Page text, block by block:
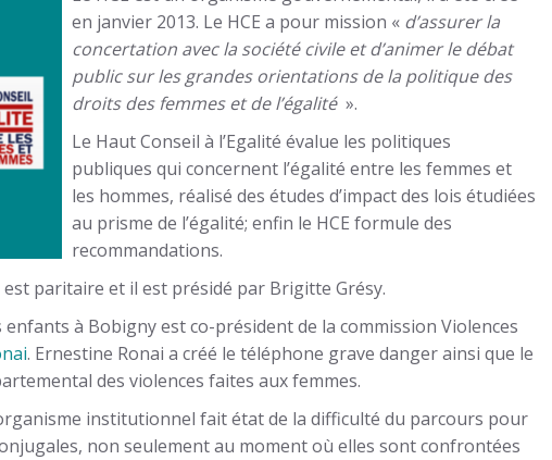
en janvier 2013. Le HCE a pour mission « d’assurer la
concertation avec la société civile et d’animer le débat
public sur les grandes orientations de la politique des
droits des femmes et de l’égalité».
Le Haut Conseil à l’Egalité évalue les politiques
publiques qui concernent l’égalité entre les femmes et
les hommes, réalisé des études d’impact des lois étudiées
au prisme de l’égalité; enfin le HCE formule des
recommandations.
est paritaire et il est présidé par Brigitte Grésy.
enfants à Bobigny est co-président de la commission Violences
. Ernestine Ronai a créé le téléphone grave danger ainsi que le
des violences faites aux femmes.
institutionnel fait état de la difficulté du parcours pour
non seulement au moment où elles sont confrontées